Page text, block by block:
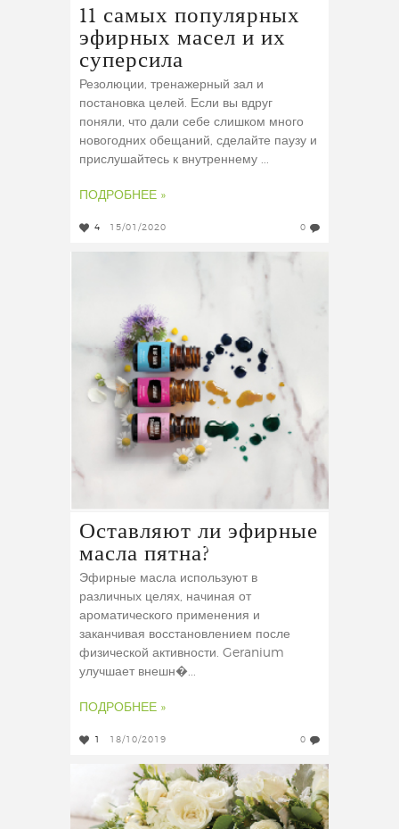
11 самых популярных
эфирных масел и их
суперсила
Резолюции, тренажерный зал и
постановка целей. Если вы вдруг
поняли, что дали себе слишком много
новогодних обещаний, сделайте паузу и
прислушайтесь к внутреннему ...
ПОДРОБНЕЕ »
4 15/01/2020 0
Оставляют ли эфирные
масла пятна?
Эфирные масла используют в
различных целях, начиная от
ароматического применения и
заканчивая восстановлением после
физической активности. Geranium
улучшает внешн�...
ПОДРОБНЕЕ »
1 18/10/2019 0